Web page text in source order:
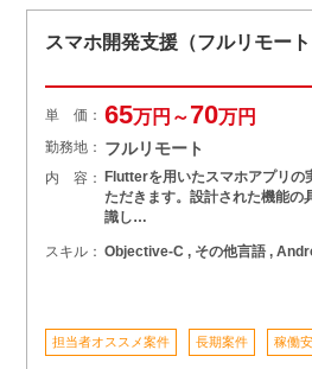
スマホ開発支援（フルリモート
単 価： 65万円～70万円
勤務地： フルリモート
内 容：
Flutterを用いたスマホアプリの
ただきます。設計された機能の
識し…
スキル： Objective-C , その他言語 ,
担当者オススメ案件 長期案件 稼働